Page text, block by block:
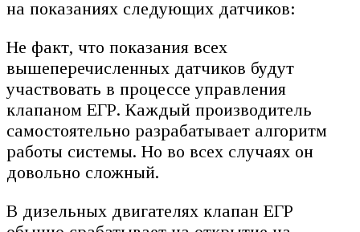
на показаниях следующих датчиков:
Не факт, что показания всех
вышеперечисленных датчиков будут
участвовать в процессе управления
клапаном ЕГР. Каждый производитель
самостоятельно разрабатывает алгоритм
работы системы. Но во всех случаях он
довольно сложный.
В дизельных двигателях клапан ЕГР